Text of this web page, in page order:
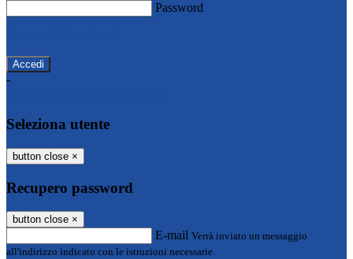
Password
-
Seleziona utente
button close ×
Recupero password
button close ×
E-mail Verrà inviato un messaggio
all'indirizzo indicato con le istruzioni necessarie.